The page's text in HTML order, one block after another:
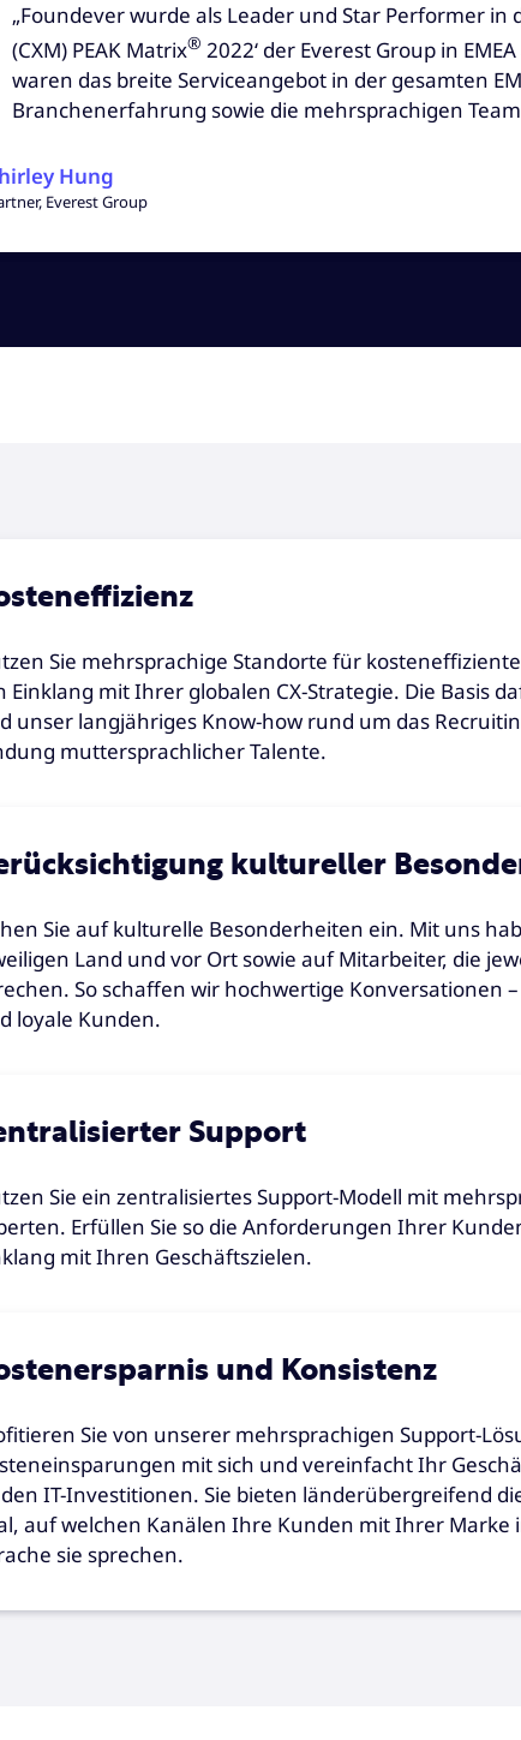
„Foundever wurde als Leader und Star Performer in
(CXM) PEAK Matrix® 2022‘ der Everest Group in
waren das breite Serviceangebot in der gesamten
Branchenerfahrung sowie die mehrsprachigen
Hung
Everest Group
Sie mehrsprachige Standorte für
Einklang mit Ihrer globalen CX-Strategie. Die Basis
unser langjähriges Know-how rund um das
muttersprachlicher Talente.
kultureller
Sie auf kulturelle Besonderheiten ein. Mit uns
Land und vor Ort sowie auf Mitarbeiter, die
So schaffen wir hochwertige Konversationen
loyale Kunden.
Support
Sie ein zentralisiertes Support-Modell mit
Erfüllen Sie so die Anforderungen Ihrer
mit Ihren Geschäftszielen.
und Konsistenz
Sie von unserer mehrsprachigen Support-
mit sich und vereinfacht Ihr
IT-Investitionen. Sie bieten länderübergreifend
auf welchen Kanälen Ihre Kunden mit Ihrer
sie sprechen.